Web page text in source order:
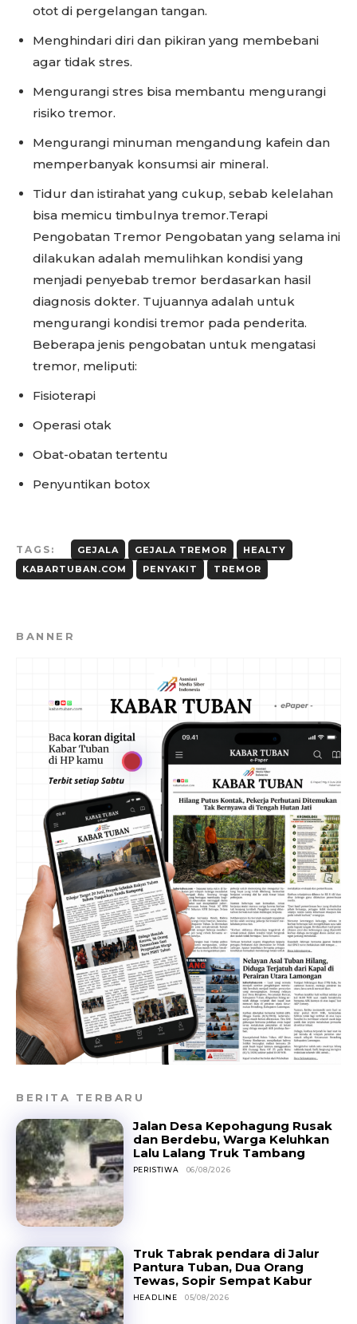
otot di pergelangan tangan.
Menghindari diri dan pikiran yang membebani
agar tidak stres.
Mengurangi stres bisa membantu mengurangi
risiko tremor.
Mengurangi minuman mengandung kafein dan
memperbanyak konsumsi air mineral.
Tidur dan istirahat yang cukup, sebab kelelahan
bisa memicu timbulnya tremor.Terapi
Pengobatan Tremor Pengobatan yang selama ini
dilakukan adalah memulihkan kondisi yang
menjadi penyebab tremor berdasarkan hasil
diagnosis dokter. Tujuannya adalah untuk
mengurangi kondisi tremor pada penderita.
Beberapa jenis pengobatan untuk mengatasi
tremor, meliputi:
Fisioterapi
Operasi otak
Obat-obatan tertentu
Penyuntikan botox
TAGS: GEJALA GEJALA TREMOR
HEALTY
KABARTUBAN.COM
PENYAKIT TREMOR
BANNER
BERITA TERBARU
Jalan Desa Kepohagung Rusak
dan Berdebu, Warga Keluhkan
Lalu Lalang Truk Tambang
PERISTIWA 06/08/2026
Truk Tabrak pendara di Jalur
Pantura Tuban, Dua Orang
Tewas, Sopir Sempat Kabur
HEADLINE 05/08/2026